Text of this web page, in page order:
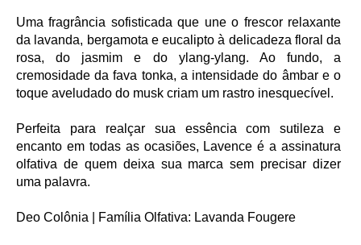
Uma fragrância sofisticada que une o frescor relaxante
da lavanda, bergamota e eucalipto à delicadeza floral da
rosa, do jasmim e do ylang-ylang. Ao fundo, a
cremosidade da fava tonka, a intensidade do âmbar e o
toque aveludado do musk criam um rastro inesquecível.
Perfeita para realçar sua essência com sutileza e
encanto em todas as ocasiões, Lavence é a assinatura
olfativa de quem deixa sua marca sem precisar dizer
uma palavra.
Deo Colônia | Família Olfativa: Lavanda Fougere